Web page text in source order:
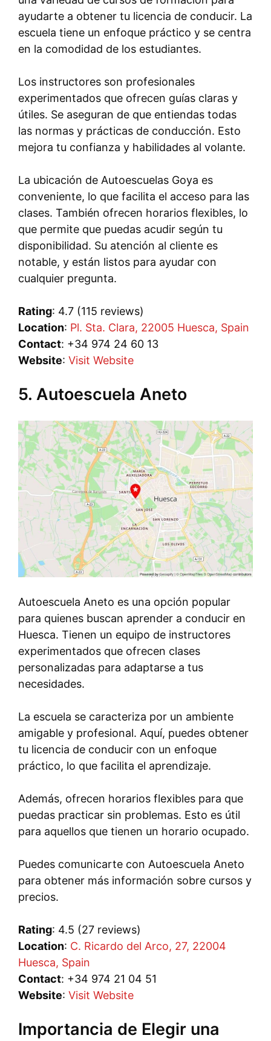
ayudarte a obtener tu licencia de conducir. La
escuela tiene un enfoque práctico y se centra
en la comodidad de los estudiantes.
Los instructores son profesionales
experimentados que ofrecen guías claras y
útiles. Se aseguran de que entiendas todas
las normas y prácticas de conducción. Esto
mejora tu confianza y habilidades al volante.
La ubicación de Autoescuelas Goya es
conveniente, lo que facilita el acceso para las
clases. También ofrecen horarios flexibles, lo
que permite que puedas acudir según tu
disponibilidad. Su atención al cliente es
notable, y están listos para ayudar con
cualquier pregunta.
Rating: 4.7 (115 reviews)
Location: Pl. Sta. Clara, 22005 Huesca, Spain
Contact: +34 974 24 60 13
Website: Visit Website
5. Autoescuela Aneto
Autoescuela Aneto es una opción popular
para quienes buscan aprender a conducir en
Huesca. Tienen un equipo de instructores
experimentados que ofrecen clases
personalizadas para adaptarse a tus
necesidades.
La escuela se caracteriza por un ambiente
amigable y profesional. Aquí, puedes obtener
tu licencia de conducir con un enfoque
práctico, lo que facilita el aprendizaje.
Además, ofrecen horarios flexibles para que
puedas practicar sin problemas. Esto es útil
para aquellos que tienen un horario ocupado.
Puedes comunicarte con Autoescuela Aneto
para obtener más información sobre cursos y
precios.
Rating: 4.5 (27 reviews)
Location: C. Ricardo del Arco, 27, 22004
Huesca, Spain
Contact: +34 974 21 04 51
Website: Visit Website
Importancia de Elegir una